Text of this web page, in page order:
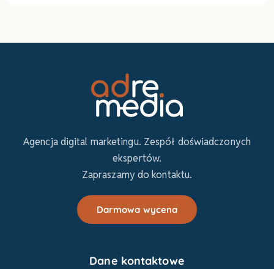
Agencja digital marketingu. Zespół doświadczonych
ekspertów.
Zapraszamy do kontaktu.
Darmowa wycena
Dane kontaktowe